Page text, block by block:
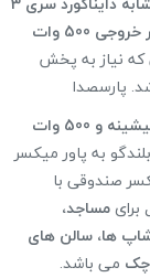
توان 1000 وات (هر خروجی 500 وات
نیاز به پخش
پارسصدا
4 اهم توان 1000 وات بیشینه و 500 وات
به پاور میکسر
صندوقی با
مساجد،
ها، سالن های
می باشد.